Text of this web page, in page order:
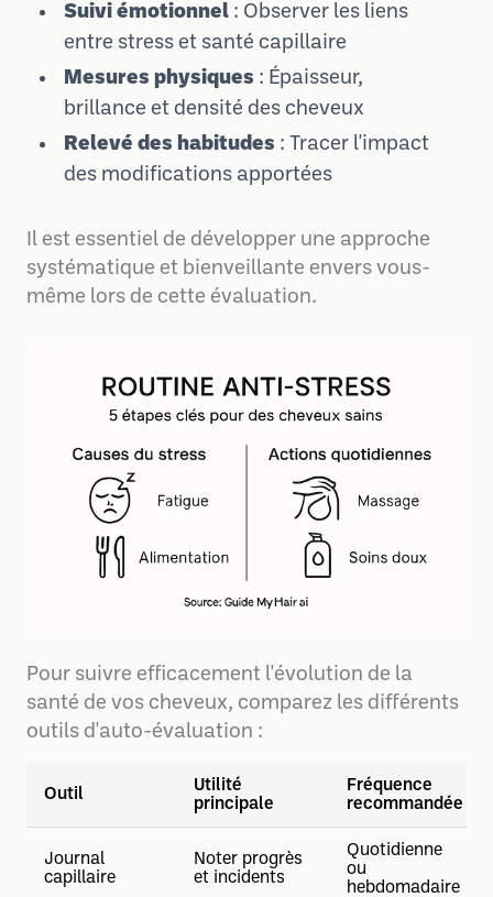
Suivi émotionnel : Observer les liens
entre stress et santé capillaire
Mesures physiques : Épaisseur,
brillance et densité des cheveux
Relevé des habitudes : Tracer l'impact
des modifications apportées
Il est essentiel de développer une approche
systématique et bienveillante envers vous-
même lors de cette évaluation.
Pour suivre efficacement l'évolution de la
santé de vos cheveux, comparez les différents
outils d'auto-évaluation :
Outil
Utilité
principale
Fréquence
recommandée
Journal
capillaire
Noter progrès
et incidents
Quotidienne
ou
hebdomadaire